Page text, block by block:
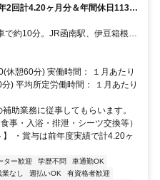
2回計4.20ヶ月分＆年間休日113日
約10分。JR函南駅、伊豆箱根鉄
。
休憩60分) 実働時間： １月あたり
) 平均所定労働時間： １月あたり
助業務に従事してもらいます。
事・入浴・排泄・シーツ交換等）
・賞与は前年度実績で計4.20ヶ
ター歓迎 学歴不問
車通勤OK
業なし 週払いOK 有資格者歓迎